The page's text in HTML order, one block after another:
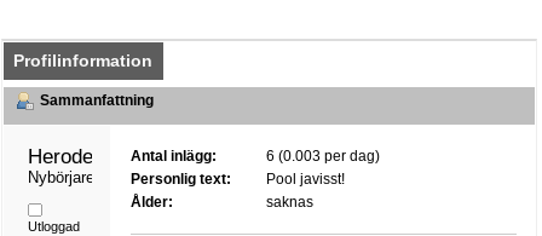
Profilinformation
Sammanfattning
Nybörjare
Utloggad
Antal inlägg:
6 (0.003 per dag)
Personlig text:
Pool javisst!
Ålder:
saknas